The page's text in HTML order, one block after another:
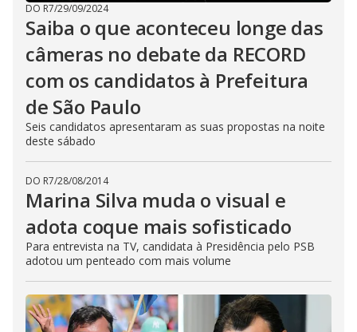
DO R7/29/09/2024
Saiba o que aconteceu longe das
câmeras no debate da RECORD
com os candidatos à Prefeitura
de São Paulo
Seis candidatos apresentaram as suas propostas na noite
deste sábado
DO R7/28/08/2014
Marina Silva muda o visual e
adota coque mais sofisticado
Para entrevista na TV, candidata à Presidência pelo PSB
adotou um penteado com mais volume